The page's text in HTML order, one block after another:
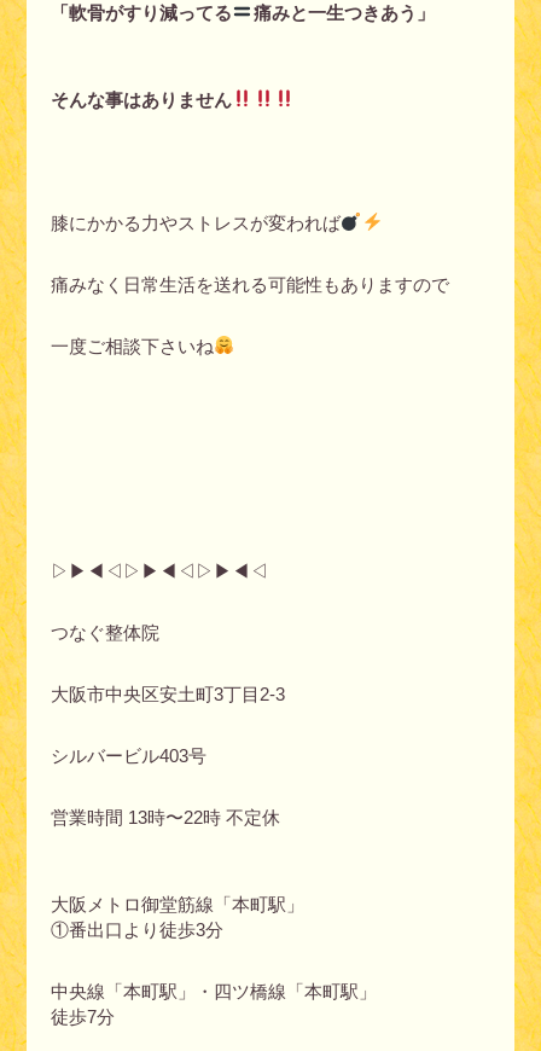
「軟骨がすり減ってる 痛みと一生つきあう」
そんな事はありません
膝にかかる力やストレスが変われば
痛みなく日常生活を送れる可能性もありますので
一度ご相談下さいね
▷▶︎◀︎◁▷▶︎◀︎◁▷▶︎◀︎◁
つなぐ整体院
大阪市中央区安土町3丁目2-3
シルバービル403号
営業時間 13時〜22時 不定休
大阪メトロ御堂筋線「本町駅」
①番出口より徒歩3分
中央線「本町駅」・四ツ橋線「本町駅」
徒歩7分